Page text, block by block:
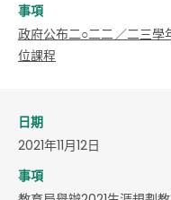
事項
政府公布二○二二／二三
位課程
日期
2021年11月12日
事項